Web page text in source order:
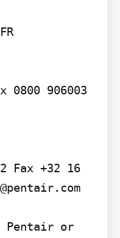
0800 906003
Fax +32 16
Pentair or